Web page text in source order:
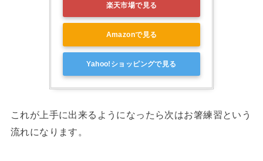
楽天市場で見る
Amazonで見る
Yahoo!ショッピングで見る
これが上手に出来るようになったら次はお箸練習という
流れになります。